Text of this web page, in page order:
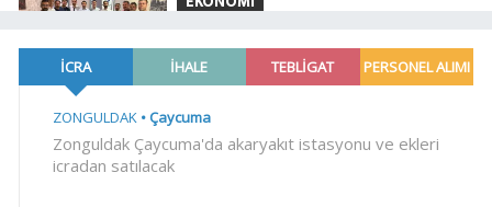
Bayındırlık'tan tarihi adım: İlk şube
Diyarbakır'da açıldı
10:30Muğla Milas'ta 'Mylasa